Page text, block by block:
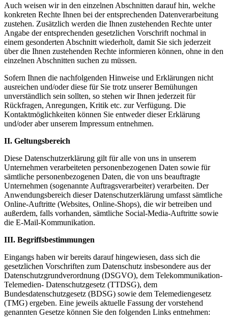
Auch weisen wir in den einzelnen Abschnitten darauf hin, welche
konkreten Rechte Ihnen bei der entsprechenden Datenverarbeitung
zustehen. Zusätzlich werden die Ihnen zustehenden Rechte unter
Angabe der entsprechenden gesetzlichen Vorschrift nochmal in
einem gesonderten Abschnitt wiederholt, damit Sie sich jederzeit
über die Ihnen zustehenden Rechte informieren können, ohne in den
einzelnen Abschnitten suchen zu müssen.
Sofern Ihnen die nachfolgenden Hinweise und Erklärungen nicht
ausreichen und/oder diese für Sie trotz unserer Bemühungen
unverständlich sein sollten, so stehen wir Ihnen jederzeit für
Rückfragen, Anregungen, Kritik etc. zur Verfügung. Die
Kontaktmöglichkeiten können Sie entweder dieser Erklärung
und/oder aber unserem Impressum entnehmen.
II. Geltungsbereich
Diese Datenschutzerklärung gilt für alle von uns in unserem
Unternehmen verarbeiteten personenbezogenen Daten sowie für
sämtliche personenbezogenen Daten, die von uns beauftragte
Unternehmen (sogenannte Auftragsverarbeiter) verarbeiten. Der
Anwendungsbereich dieser Datenschutzerklärung umfasst sämtliche
Online-Auftritte (Websites, Online-Shops), die wir betreiben und
außerdem, falls vorhanden, sämtliche Social-Media-Auftritte sowie
die E-Mail-Kommunikation.
III. Begriffsbestimmungen
Eingangs haben wir bereits darauf hingewiesen, dass sich die
gesetzlichen Vorschriften zum Datenschutz insbesondere aus der
Datenschutzgrundverordnung (DSGVO), dem Telekommunikation-
Telemedien- Datenschutzgesetz (TTDSG), dem
Bundesdatenschutzgesetz (BDSG) sowie dem Telemediengesetz
(TMG) ergeben. Eine jeweils aktuelle Fassung der vorstehend
genannten Gesetze können Sie den folgenden Links entnehmen: